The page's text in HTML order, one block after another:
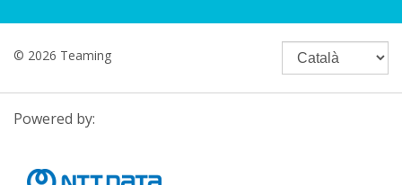
© 2026 Teaming
Powered by: